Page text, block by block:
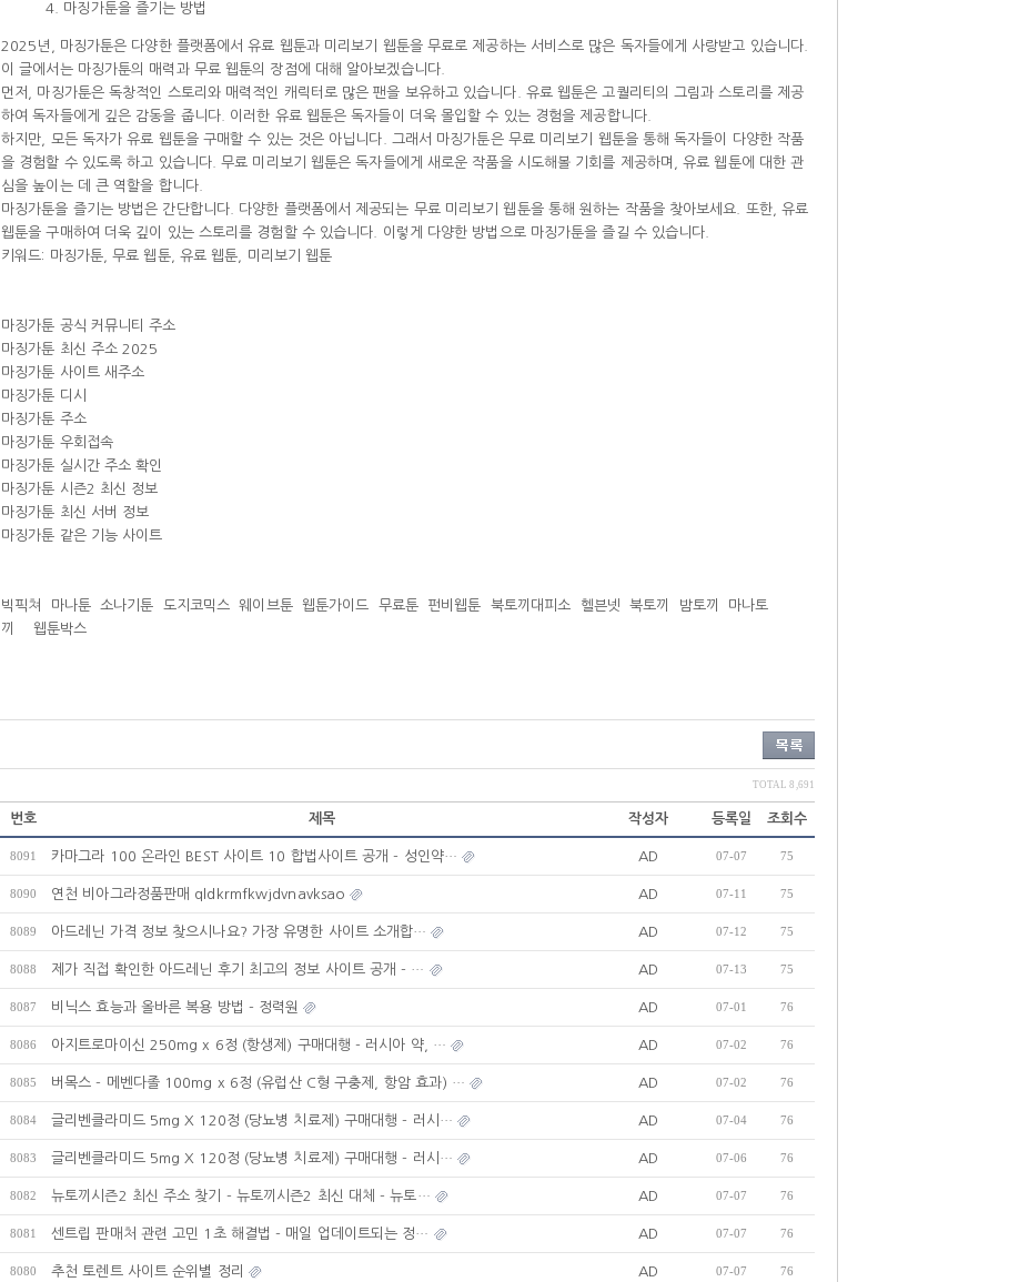
4. 마징가툰을 즐기는 방법
2025년, 마징가툰은 다양한 플랫폼에서 유료 웹툰과 미리보기 웹툰을 무료로 제공하는 서비스로 많은 독자들에게 사랑받고 있습니다.
이 글에서는 마징가툰의 매력과 무료 웹툰의 장점에 대해 알아보겠습니다.
먼저, 마징가툰은 독창적인 스토리와 매력적인 캐릭터로 많은 팬을 보유하고 있습니다. 유료 웹툰은 고퀄리티의 그림과 스토리를 제공
하여 독자들에게 깊은 감동을 줍니다. 이러한 유료 웹툰은 독자들이 더욱 몰입할 수 있는 경험을 제공합니다.
하지만, 모든 독자가 유료 웹툰을 구매할 수 있는 것은 아닙니다. 그래서 마징가툰은 무료 미리보기 웹툰을 통해 독자들이 다양한 작품
을 경험할 수 있도록 하고 있습니다. 무료 미리보기 웹툰은 독자들에게 새로운 작품을 시도해볼 기회를 제공하며, 유료 웹툰에 대한 관
심을 높이는 데 큰 역할을 합니다.
마징가툰을 즐기는 방법은 간단합니다. 다양한 플랫폼에서 제공되는 무료 미리보기 웹툰을 통해 원하는 작품을 찾아보세요. 또한, 유료
웹툰을 구매하여 더욱 깊이 있는 스토리를 경험할 수 있습니다. 이렇게 다양한 방법으로 마징가툰을 즐길 수 있습니다.
키워드: 마징가툰, 무료 웹툰, 유료 웹툰, 미리보기 웹툰
마징가툰 공식 커뮤니티 주소
마징가툰 최신 주소 2025
마징가툰 사이트 새주소
마징가툰 디시
마징가툰 주소
마징가툰 우회접속
마징가툰 실시간 주소 확인
마징가툰 시즌2 최신 정보
마징가툰 최신 서버 정보
마징가툰 같은 기능 사이트
빅픽쳐 마나툰 소나기툰 도지코믹스 웨이브툰 웹툰가이드 무료툰 펀비웹툰 북토끼대피소 헬븐넷 북토끼 밤토끼
마나토
끼
웹툰박스
TOTAL 8,691
번호 제목 작성자 등록일 조회수
8091 카마그라 100 온라인 BEST 사이트 10 합법사이트 공개 - 성인약… AD 07-07 75
8090 연천 비아그라정품판매 qldkrmfkwjdvnavksao AD 07-11 75
8089 아드레닌 가격 정보 찾으시나요? 가장 유명한 사이트 소개합… AD 07-12 75
8088 제가 직접 확인한 아드레닌 후기 최고의 정보 사이트 공개 - … AD 07-13 75
8087 비닉스 효능과 올바른 복용 방법 - 정력원 AD 07-01 76
8086 아지트로마이신 250mg x 6정 (항생제) 구매대행 - 러시아 약, … AD 07-02 76
8085 버목스 - 메벤다졸 100mg x 6정 (유럽산 C형 구충제, 항암 효과) … AD 07-02 76
8084 글리벤클라미드 5mg X 120정 (당뇨병 치료제) 구매대행 - 러시… AD 07-04 76
8083 글리벤클라미드 5mg X 120정 (당뇨병 치료제) 구매대행 - 러시… AD 07-06 76
8082 뉴토끼시즌2 최신 주소 찾기 - 뉴토끼시즌2 최신 대체 - 뉴토… AD 07-07 76
8081 센트립 판매처 관련 고민 1초 해결법 - 매일 업데이트되는 정… AD 07-07 76
8080 추천 토렌트 사이트 순위별 정리 AD 07-07 76